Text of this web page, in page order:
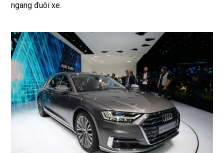
ngang đuôi xe.